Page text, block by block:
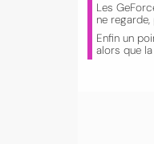
Les
ne regarde,
Enfin un
alors que